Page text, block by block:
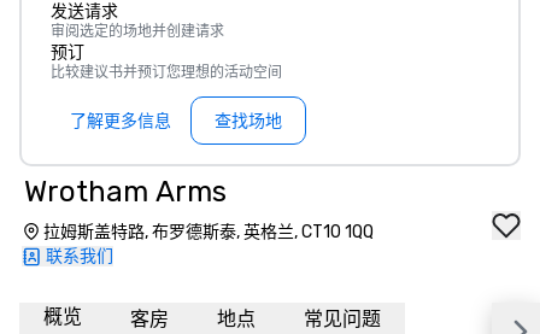
发送请求
审阅选定的场地并创建请求
预订
比较建议书并预订您理想的活动空间
了解更多信息 查找场地
Wrotham Arms
拉姆斯盖特路, 布罗德斯泰, 英格兰, CT10 1QQ
联系我们
概览 客房 地点 常见问题